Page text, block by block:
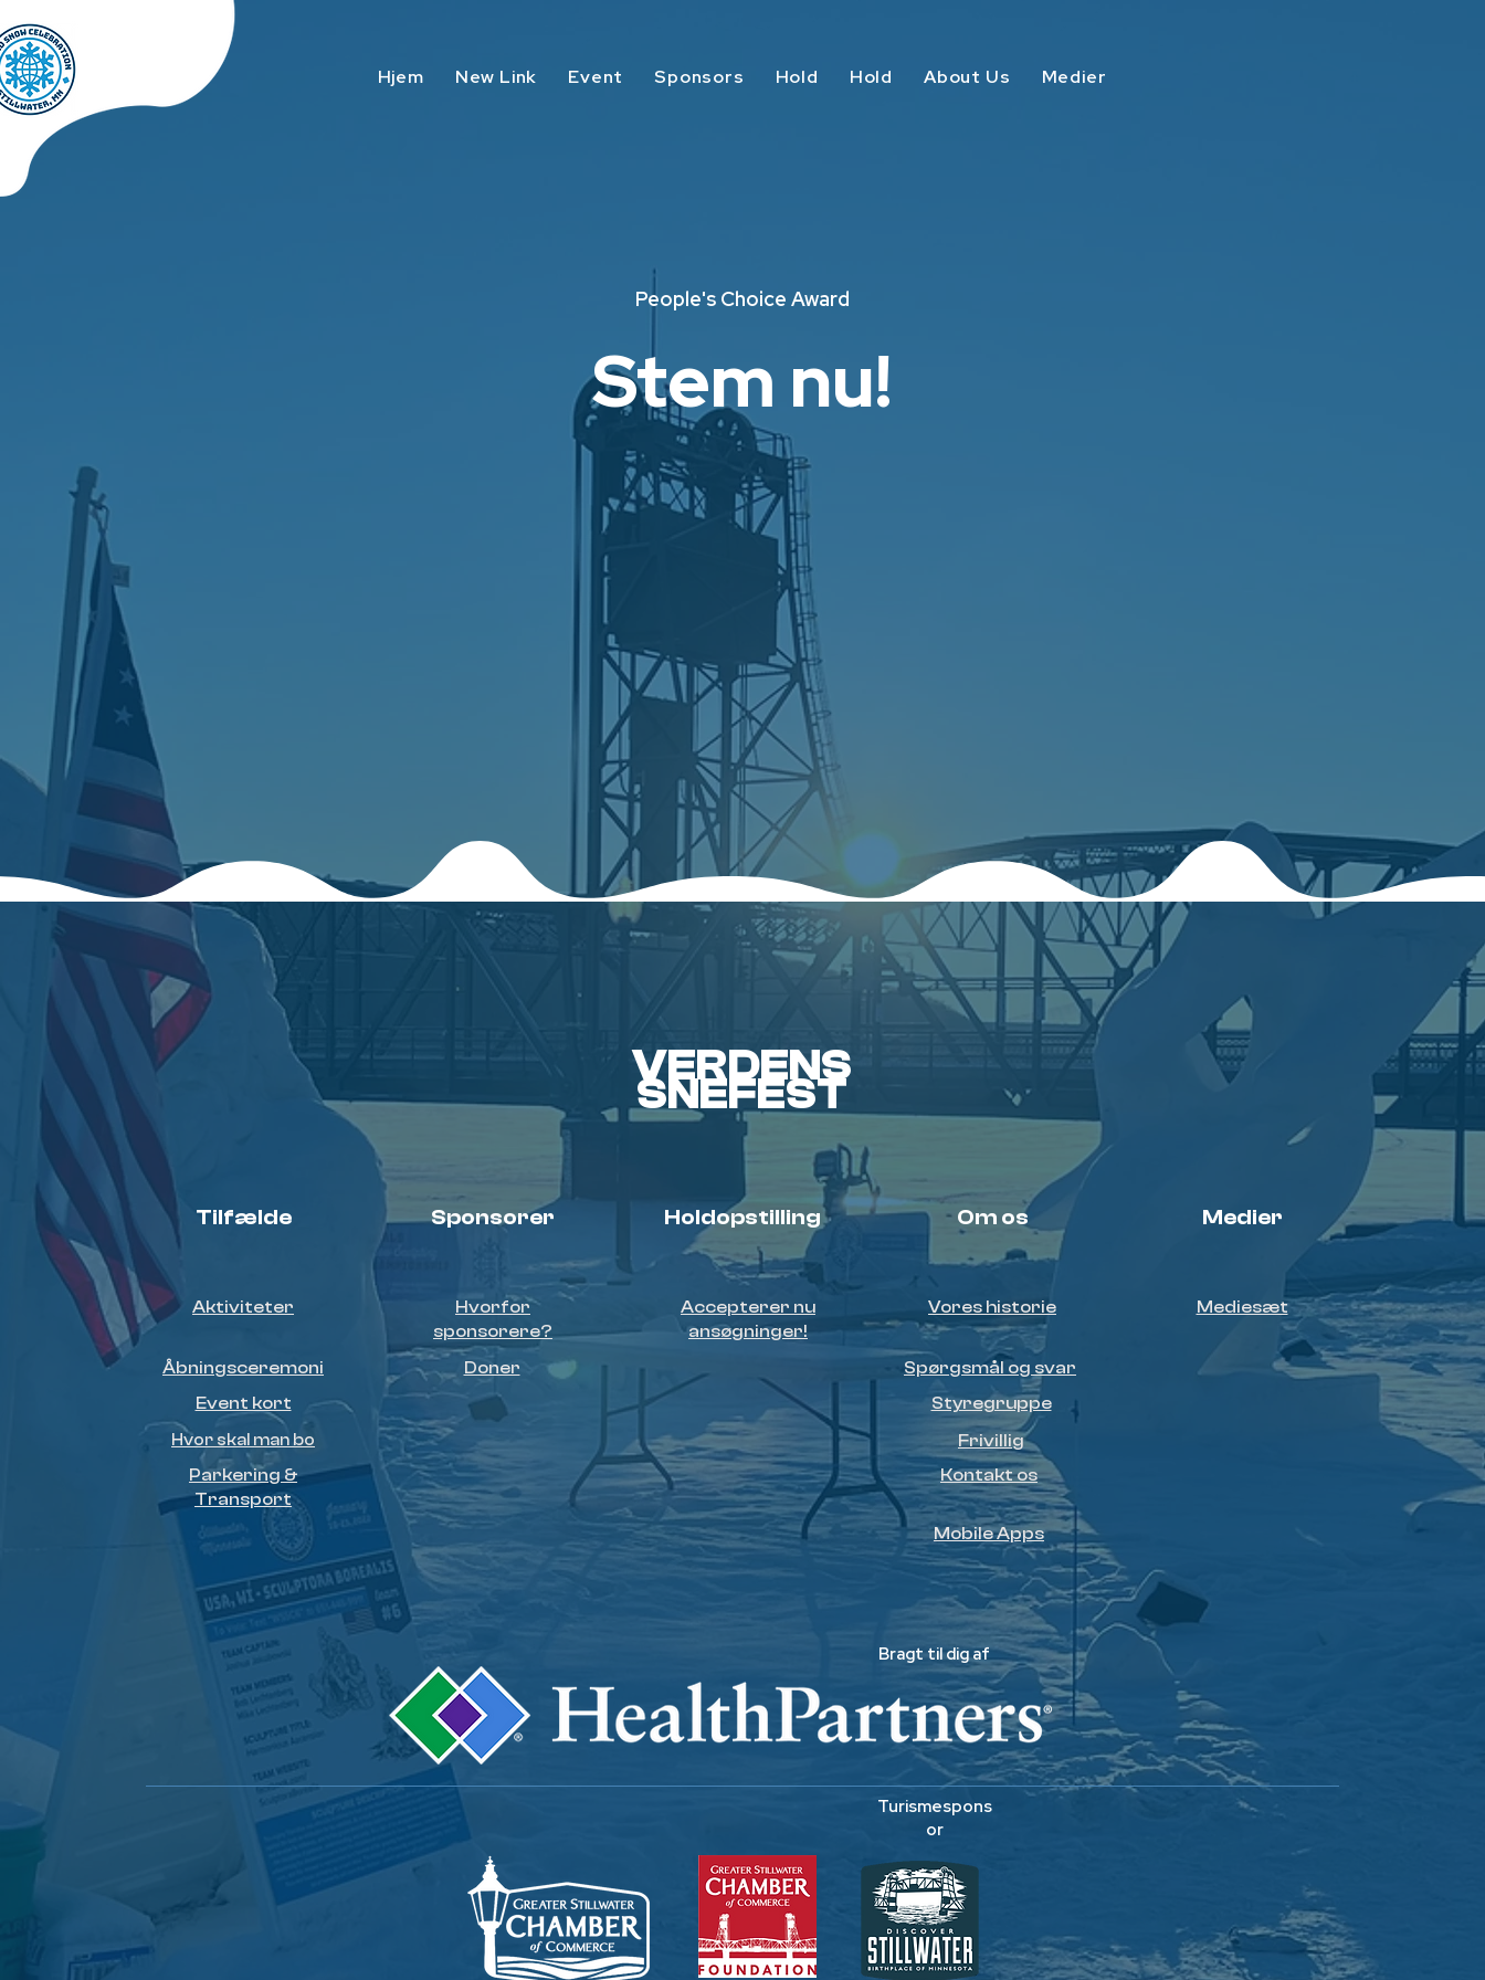
Hjem New Link Event Sponsors Hold Hold About Us Medier
People's Choice Award
Stem nu!
VERDENS
SNEFEST
Tilfælde Sponsorer Holdopstilling Om os Medier
Aktiviteter
Åbningsceremoni
Event kort
Hvor skal man bo
Parkering &
Transport
Hvorfor
sponsorere?
Doner
Accepterer nu
ansøgninger!
Vores historie
Spørgsmål og svar
Styregruppe
Frivillig
Kontakt os
Mobile Apps
Mediesæt
Bragt til dig af
Turismespons
or